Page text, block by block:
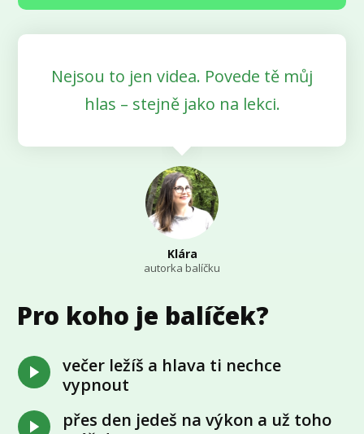
Nejsou to jen videa. Povede tě můj
hlas – stejně jako na lekci.
Klára
autorka balíčku
Pro koho je balíček?
večer ležíš a hlava ti nechce
vypnout
přes den jedeš na výkon a už toho